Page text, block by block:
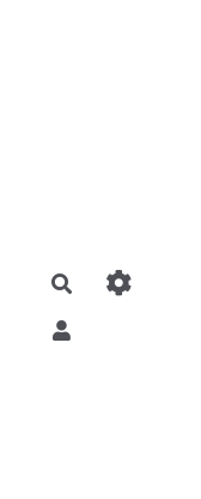
Rechercher